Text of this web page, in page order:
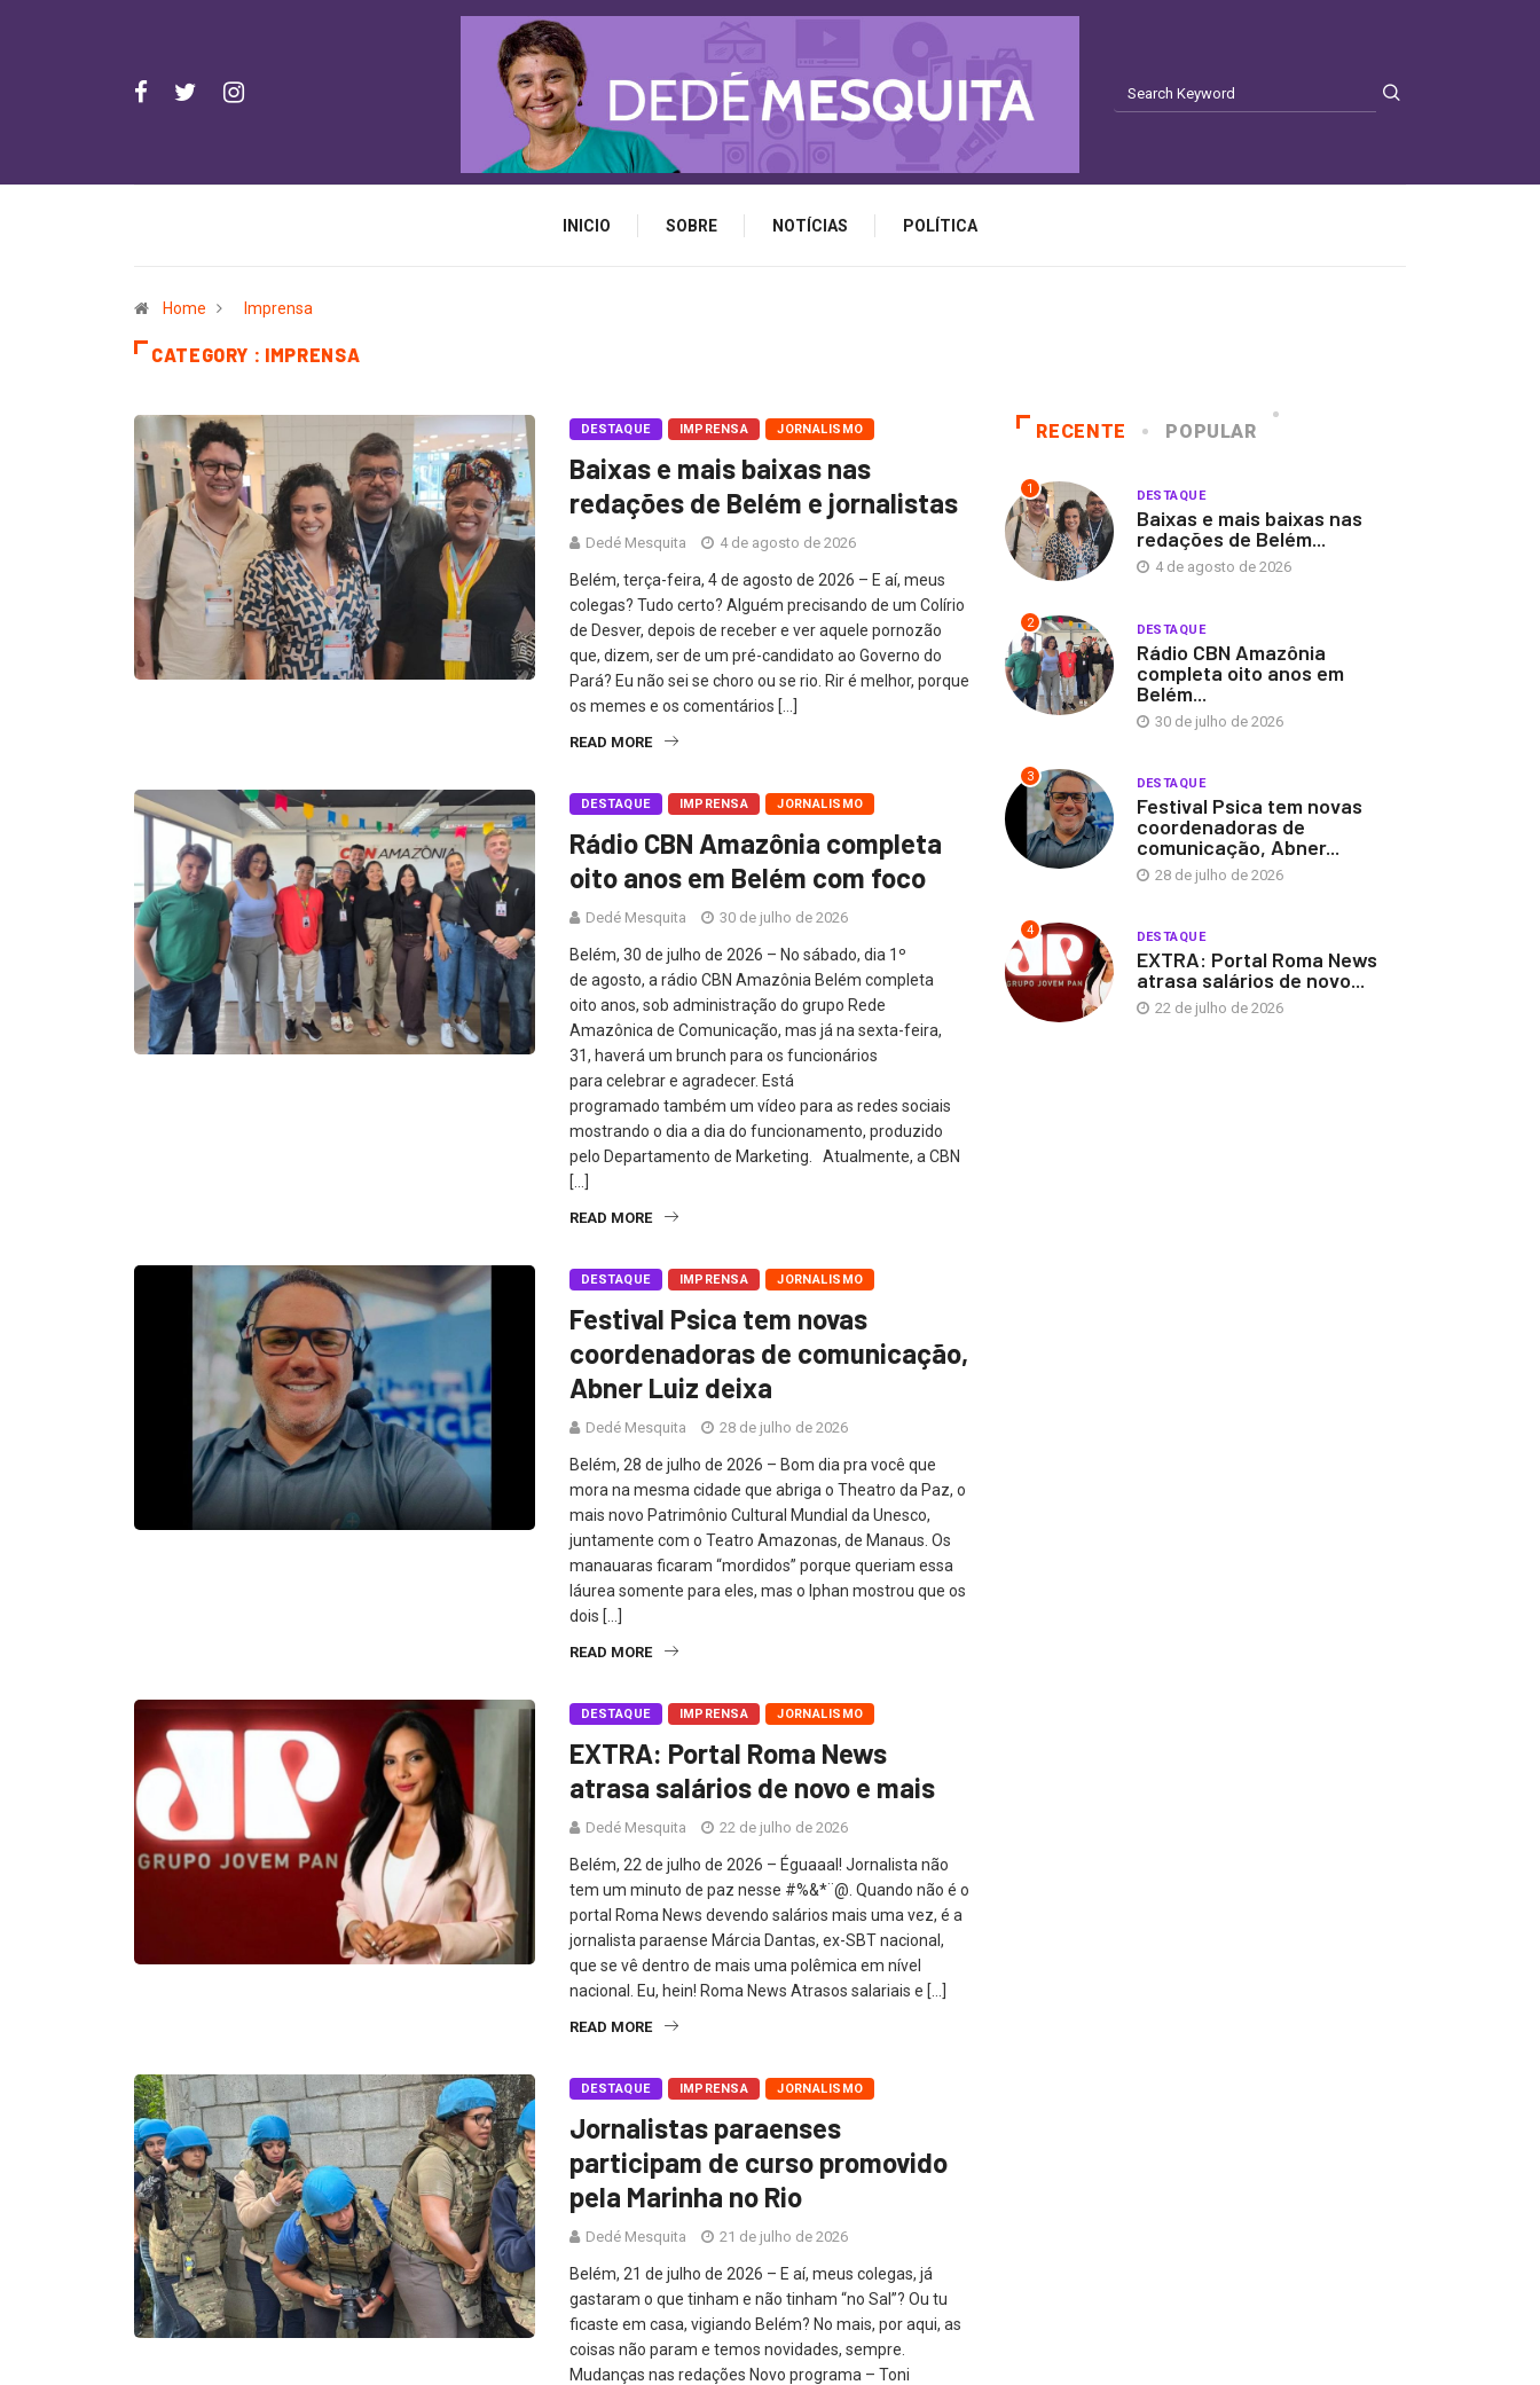
INICIO SOBRE NOTÍCIAS POLÍTICA
Home Imprensa
CATEGORY : IMPRENSA
DESTAQUE IMPRENSA JORNALISMO
Baixas e mais baixas nas
redações de Belém e jornalistas
Dedé Mesquita 4 de agosto de 2026
Belém, terça-feira, 4 de agosto de 2026 – E aí, meus
colegas? Tudo certo? Alguém precisando de um Colírio
de Desver, depois de receber e ver aquele pornozão
que, dizem, ser de um pré-candidato ao Governo do
Pará? Eu não sei se choro ou se rio. Rir é melhor, porque
os memes e os comentários […]
READ MORE
DESTAQUE IMPRENSA JORNALISMO
Rádio CBN Amazônia completa
oito anos em Belém com foco
Dedé Mesquita 30 de julho de 2026
Belém, 30 de julho de 2026 – No sábado, dia 1º
de agosto, a rádio CBN Amazônia Belém completa
oito anos, sob administração do grupo Rede
Amazônica de Comunicação, mas já na sexta-feira,
31, haverá um brunch para os funcionários
para celebrar e agradecer. Está
programado também um vídeo para as redes sociais
mostrando o dia a dia do funcionamento, produzido
pelo Departamento de Marketing. Atualmente, a CBN
[…]
READ MORE
DESTAQUE IMPRENSA JORNALISMO
Festival Psica tem novas
coordenadoras de comunicação,
Abner Luiz deixa
Dedé Mesquita 28 de julho de 2026
Belém, 28 de julho de 2026 – Bom dia pra você que
mora na mesma cidade que abriga o Theatro da Paz, o
mais novo Patrimônio Cultural Mundial da Unesco,
juntamente com o Teatro Amazonas, de Manaus. Os
manauaras ficaram “mordidos” porque queriam essa
láurea somente para eles, mas o Iphan mostrou que os
dois […]
READ MORE
DESTAQUE IMPRENSA JORNALISMO
EXTRA: Portal Roma News
atrasa salários de novo e mais
Dedé Mesquita 22 de julho de 2026
Belém, 22 de julho de 2026 – ÉguaaaI! Jornalista não
tem um minuto de paz nesse #%&*¨@. Quando não é o
portal Roma News devendo salários mais uma vez, é a
jornalista paraense Márcia Dantas, ex-SBT nacional,
que se vê dentro de mais uma polêmica em nível
nacional. Eu, hein! Roma News Atrasos salariais e […]
READ MORE
DESTAQUE IMPRENSA JORNALISMO
Jornalistas paraenses
participam de curso promovido
pela Marinha no Rio
Dedé Mesquita 21 de julho de 2026
Belém, 21 de julho de 2026 – E aí, meus colegas, já
gastaram o que tinham e não tinham “no Sal”? Ou tu
ficaste em casa, vigiando Belém? No mais, por aqui, as
coisas não param e temos novidades, sempre.
Mudanças nas redações Novo programa – Toni
RECENTE POPULAR
1 DESTAQUE
Baixas e mais baixas nas
redações de Belém...
4 de agosto de 2026
2 DESTAQUE
Rádio CBN Amazônia
completa oito anos em
Belém...
30 de julho de 2026
3 DESTAQUE
Festival Psica tem novas
coordenadoras de
comunicação, Abner...
28 de julho de 2026
4 DESTAQUE
EXTRA: Portal Roma News
atrasa salários de novo...
22 de julho de 2026